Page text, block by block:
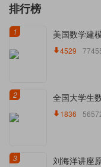
排行榜
1 美国数学建
4529
2 全国大学生
1836
3 刘海洋讲座